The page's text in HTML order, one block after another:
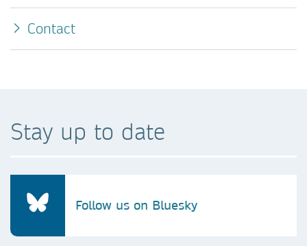
Contact
Stay up to date
Follow us on Bluesky